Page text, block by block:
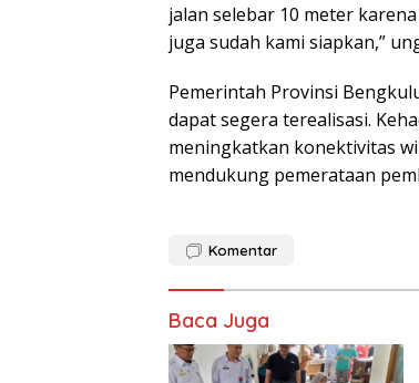
jalan selebar 10 meter
juga sudah kami siapkan,”
Pemerintah Provinsi
dapat segera terealisasi.
meningkatkan konektivitas
mendukung pemerataan
Komentar
Baca Juga